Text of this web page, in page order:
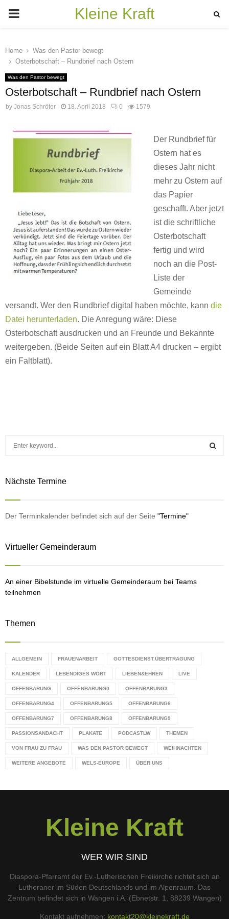
PRIMARY
Kleine Kraft
Home
Was den Pastor bewegt
Osterbotschaft – Rundbrief nach Ostern
Was den Pastor bewegt
Osterbotschaft – Rundbrief nach Ostern
by Jonas Schröter 18. April 2018 0 1579
Der Rundbrief für
Ostern hat es
dieses Jahr nicht
mehr zu Ostern auf
das Papier
geschafft. Aber jetzt
ist die schriftliche
Osterbotschaft
fertig und wird
noch an die Post-
Liste der
Gemeinde
versandt. Wer den Rundbrief digital haben möchte, kann die
Datei herunterladen. Die Anregung wäre: Diese
Osterbotschaft ausdrucken und an Freunde und Bekannte
weitergeben. (Beide Seiten auf ein Blatt A4 drucken – ergibt
ein Faltblatt).
c
o
Nächste Termine
Der Terminkalender befindet sich auf der Seite "Termine"
Virtueller Gemeinderaum
An einer Bibelstunde im virtuelle Gemeinderaum bei Teams
teilnehmen
Themen
ALLGEMEIN FRAUENARBEIT GOTTESDIENST.ÜBERTRAGUNG
KALENDER LEBENDIGES WORT LIEBEN&EHREN LIVE
OFFENBARUNG OFFENBARUNG0 OFFENBARUNG3
OFFENBARUNG4 OFFENBARUNG5 OFFENBARUNG6
OFFENBARUNG7 OFFENBARUNG8 OFFENBARUNG9
PASSIONSANDACHT PLAKATE PODCASTLW THEMEN
VON FRAU ZU FRAU WAS DEN PASTOR BEWEGT WEIHNACHTEN
WEITERE ANGEBOTE WELS-EUROPE ÜBER UNS
Kleine Kraft
WER WIR SIND
Diaspora-Pfarramt der Ev.-Lutherischen Freikirche richtet sich an
Lutheraner im Süden Deutschlands und im Alpenraum. Das
Zentrum befindet sich in Wangen i.A. (Ebnetstr. 1, 88239 Wangen)
Kontakt aufnehmen: kontakt20@kleinekraft.de